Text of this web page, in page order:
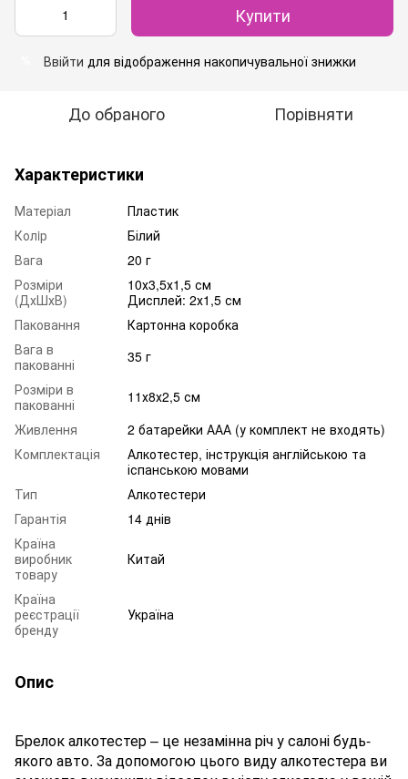
Купити
Ввійти для відображення накопичувальної знижки
До обраного Порівняти
Характеристики
Матеріал
Пластик
Колiр
Білий
Вага
20 г
Розміри
(ДхШхВ)
10х3,5х1,5 см
Дисплей: 2х1,5 см
Паковання
Картонна коробка
Вага в
пакованні
35 г
Розміри в
пакованні
11х8х2,5 см
Живлення
2 батарейки ААА (у комплект не входять)
Комплектація
Алкотестер, інструкція англійською та
іспанською мовами
Тип
Алкотестери
Гарантія
14 днів
Країна
виробник
товару
Китай
Країна
реєстрації
бренду
Україна
Опис
Брелок алкотестер – це незамінна річ у салоні будь-
якого авто. За допомогою цього виду алкотестера ви